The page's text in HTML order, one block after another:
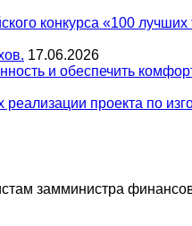
конкурса «100
17.06.2026
и обеспечить
проекта по
замминистра